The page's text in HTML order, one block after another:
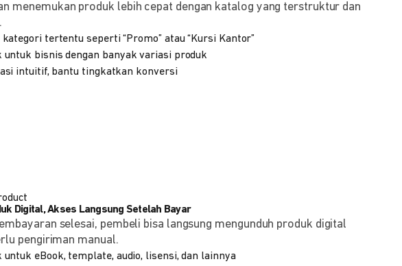
menemukan produk lebih cepat dengan katalog yang terstruktur dan
tertentu seperti “Promo” atau “Kursi Kantor”
untuk bisnis dengan banyak variasi produk
intuitif, bantu tingkatkan konversi
Digital, Akses Langsung Setelah Bayar
selesai, pembeli bisa langsung mengunduh produk digital
pengiriman manual.
untuk eBook, template, audio, lisensi, dan lainnya